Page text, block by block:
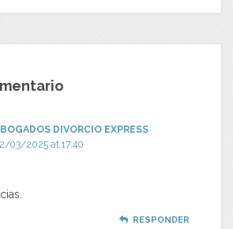
DIVORCIO EXPRESS
03/2025 at 17:40
RESPONDER